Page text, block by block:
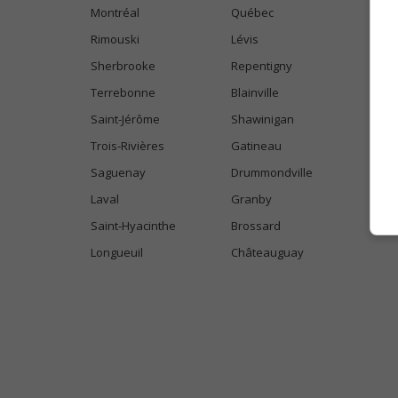
Montréal
Québec
Rimouski
Lévis
Sherbrooke
Repentigny
Terrebonne
Blainville
Saint-Jérôme
Shawinigan
Trois-Rivières
Gatineau
Saguenay
Drummondville
Laval
Granby
Saint-Hyacinthe
Brossard
Longueuil
Châteauguay